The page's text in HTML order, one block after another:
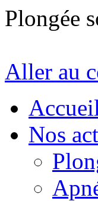
Plongée
Aller au
Nos